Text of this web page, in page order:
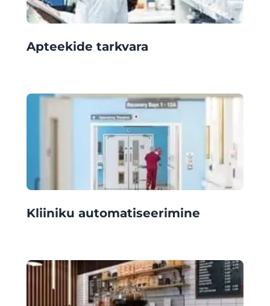
Apteekide tarkvara
Kliiniku automatiseerimine